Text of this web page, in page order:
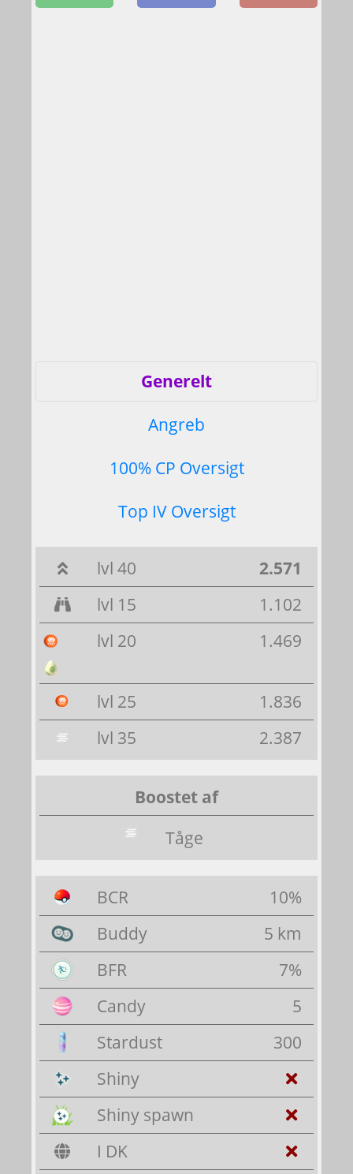
Generelt
Angreb
100% CP Oversigt
Top IV Oversigt
2.571
lvl 40
1.102
lvl 15
1.469
lvl 20
1.836
lvl 25
2.387
lvl 35
Boostet af
Tåge
10%
BCR
5 km
Buddy
7%
BFR
5
Candy
300
Stardust
Shiny
Shiny spawn
I DK